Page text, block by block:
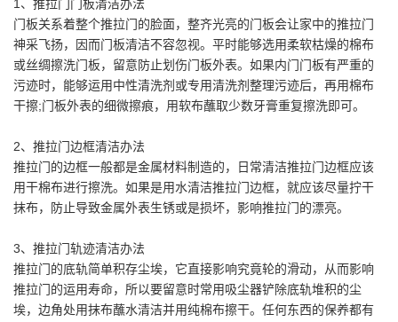
1、推拉门门板清洁办法
门板关系着整个推拉门的脸面，整齐光亮的门板会让家中的推拉门
神采飞扬，因而门板清洁不容忽视。平时能够选用柔软枯燥的棉布
或丝绸擦洗门板，留意防止划伤门板外表。如果内门门板有严重的
污迹时，能够运用中性清洗剂或专用清洗剂整理污迹后，再用棉布
干擦;门板外表的细微擦痕，用软布蘸取少数牙膏重复擦洗即可。
2、推拉门边框清洁办法
推拉门的边框一般都是金属材料制造的，日常清洁推拉门边框应该
用干棉布进行擦洗。如果是用水清洁推拉门边框，就应该尽量拧干
抹布，防止导致金属外表生锈或是损坏，影响推拉门的漂亮。
3、推拉门轨迹清洁办法
推拉门的底轨简单积存尘埃，它直接影响究竟轮的滑动，从而影响
推拉门的运用寿命，所以要留意时常用吸尘器铲除底轨堆积的尘
埃，边角处用抹布蘸水清洁并用纯棉布擦干。任何东西的保养都有